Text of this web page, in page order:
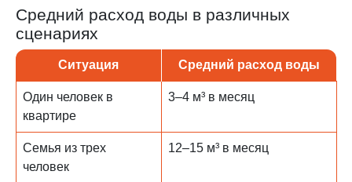
Средний расход воды в различных
сценариях
Ситуация Средний расход воды
Один человек в
квартире
3–4 м³ в месяц
Семья из трех
человек
12–15 м³ в месяц